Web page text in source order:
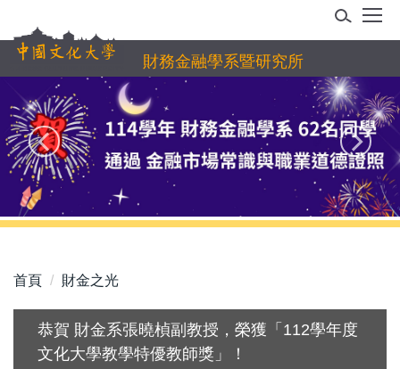
到
主
要
內
容
區
財務金融學系暨研究所
首頁 財金之光
恭賀 財金系張曉楨副教授，榮獲「112學年度
文化大學教學特優教師獎」！